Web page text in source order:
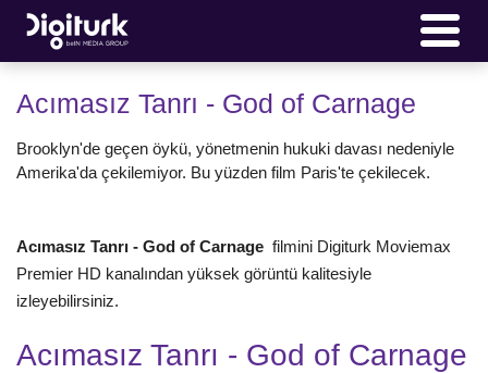
Acımasız Tanrı - God of Carnage
Brooklyn'de geçen öykü, yönetmenin hukuki davası nedeniyle
Amerika'da çekilemiyor. Bu yüzden film Paris'te çekilecek.
Acımasız Tanrı - God of Carnage filmini Digiturk Moviemax
Premier HD kanalından yüksek görüntü kalitesiyle
izleyebilirsiniz.
Acımasız Tanrı - God of Carnage